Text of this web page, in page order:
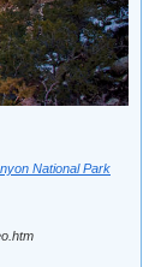
National Park